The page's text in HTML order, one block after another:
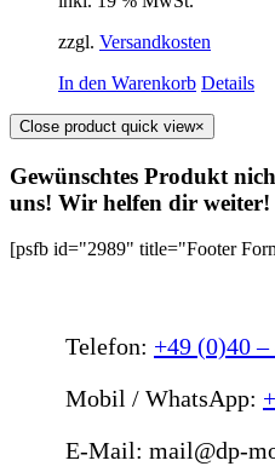
zzgl. Versandkosten
In den Warenkorb Details
Close product quick view×
Gewünschtes Produkt
uns! Wir helfen dir weiter!
[psfb id="2989" title="Footer
Telefon: +49 (0)40 –
Mobil / WhatsApp:
E-Mail: mail@dp-